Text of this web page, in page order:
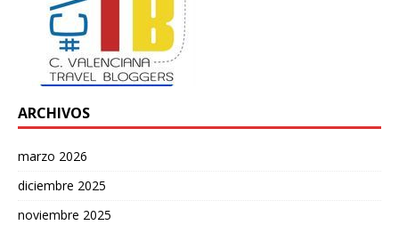
ARCHIVOS
marzo 2026
diciembre 2025
noviembre 2025